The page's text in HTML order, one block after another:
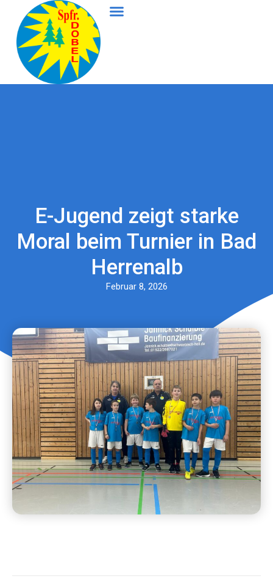
E-Jugend zeigt starke
Moral beim Turnier in Bad
Herrenalb
Februar 8, 2026